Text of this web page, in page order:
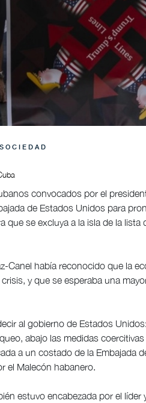
convocados por el
de Estados Unidos para
que se excluya a la isla de la
Canel había reconocido que la
y que se esperaba una
al gobierno de Estados
abajo las medidas
a un costado de la Embajada
el Malecón habanero.
estuvo encabezada por el líder